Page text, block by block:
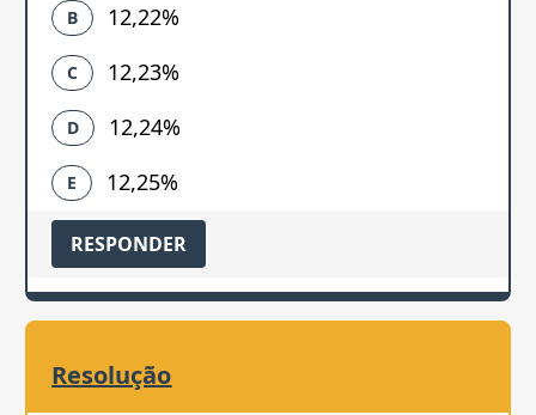
B 12,22%
C 12,23%
D 12,24%
E 12,25%
RESPONDER
Resolução